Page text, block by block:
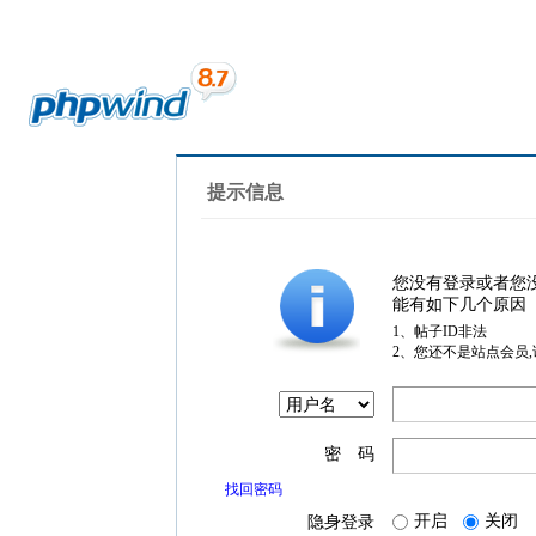
提示信息
您没有登录或者您
能有如下几个原因
1、帖子ID非法
2、您还不是站点会员
密 码
找回密码
隐身登录 开启 关闭